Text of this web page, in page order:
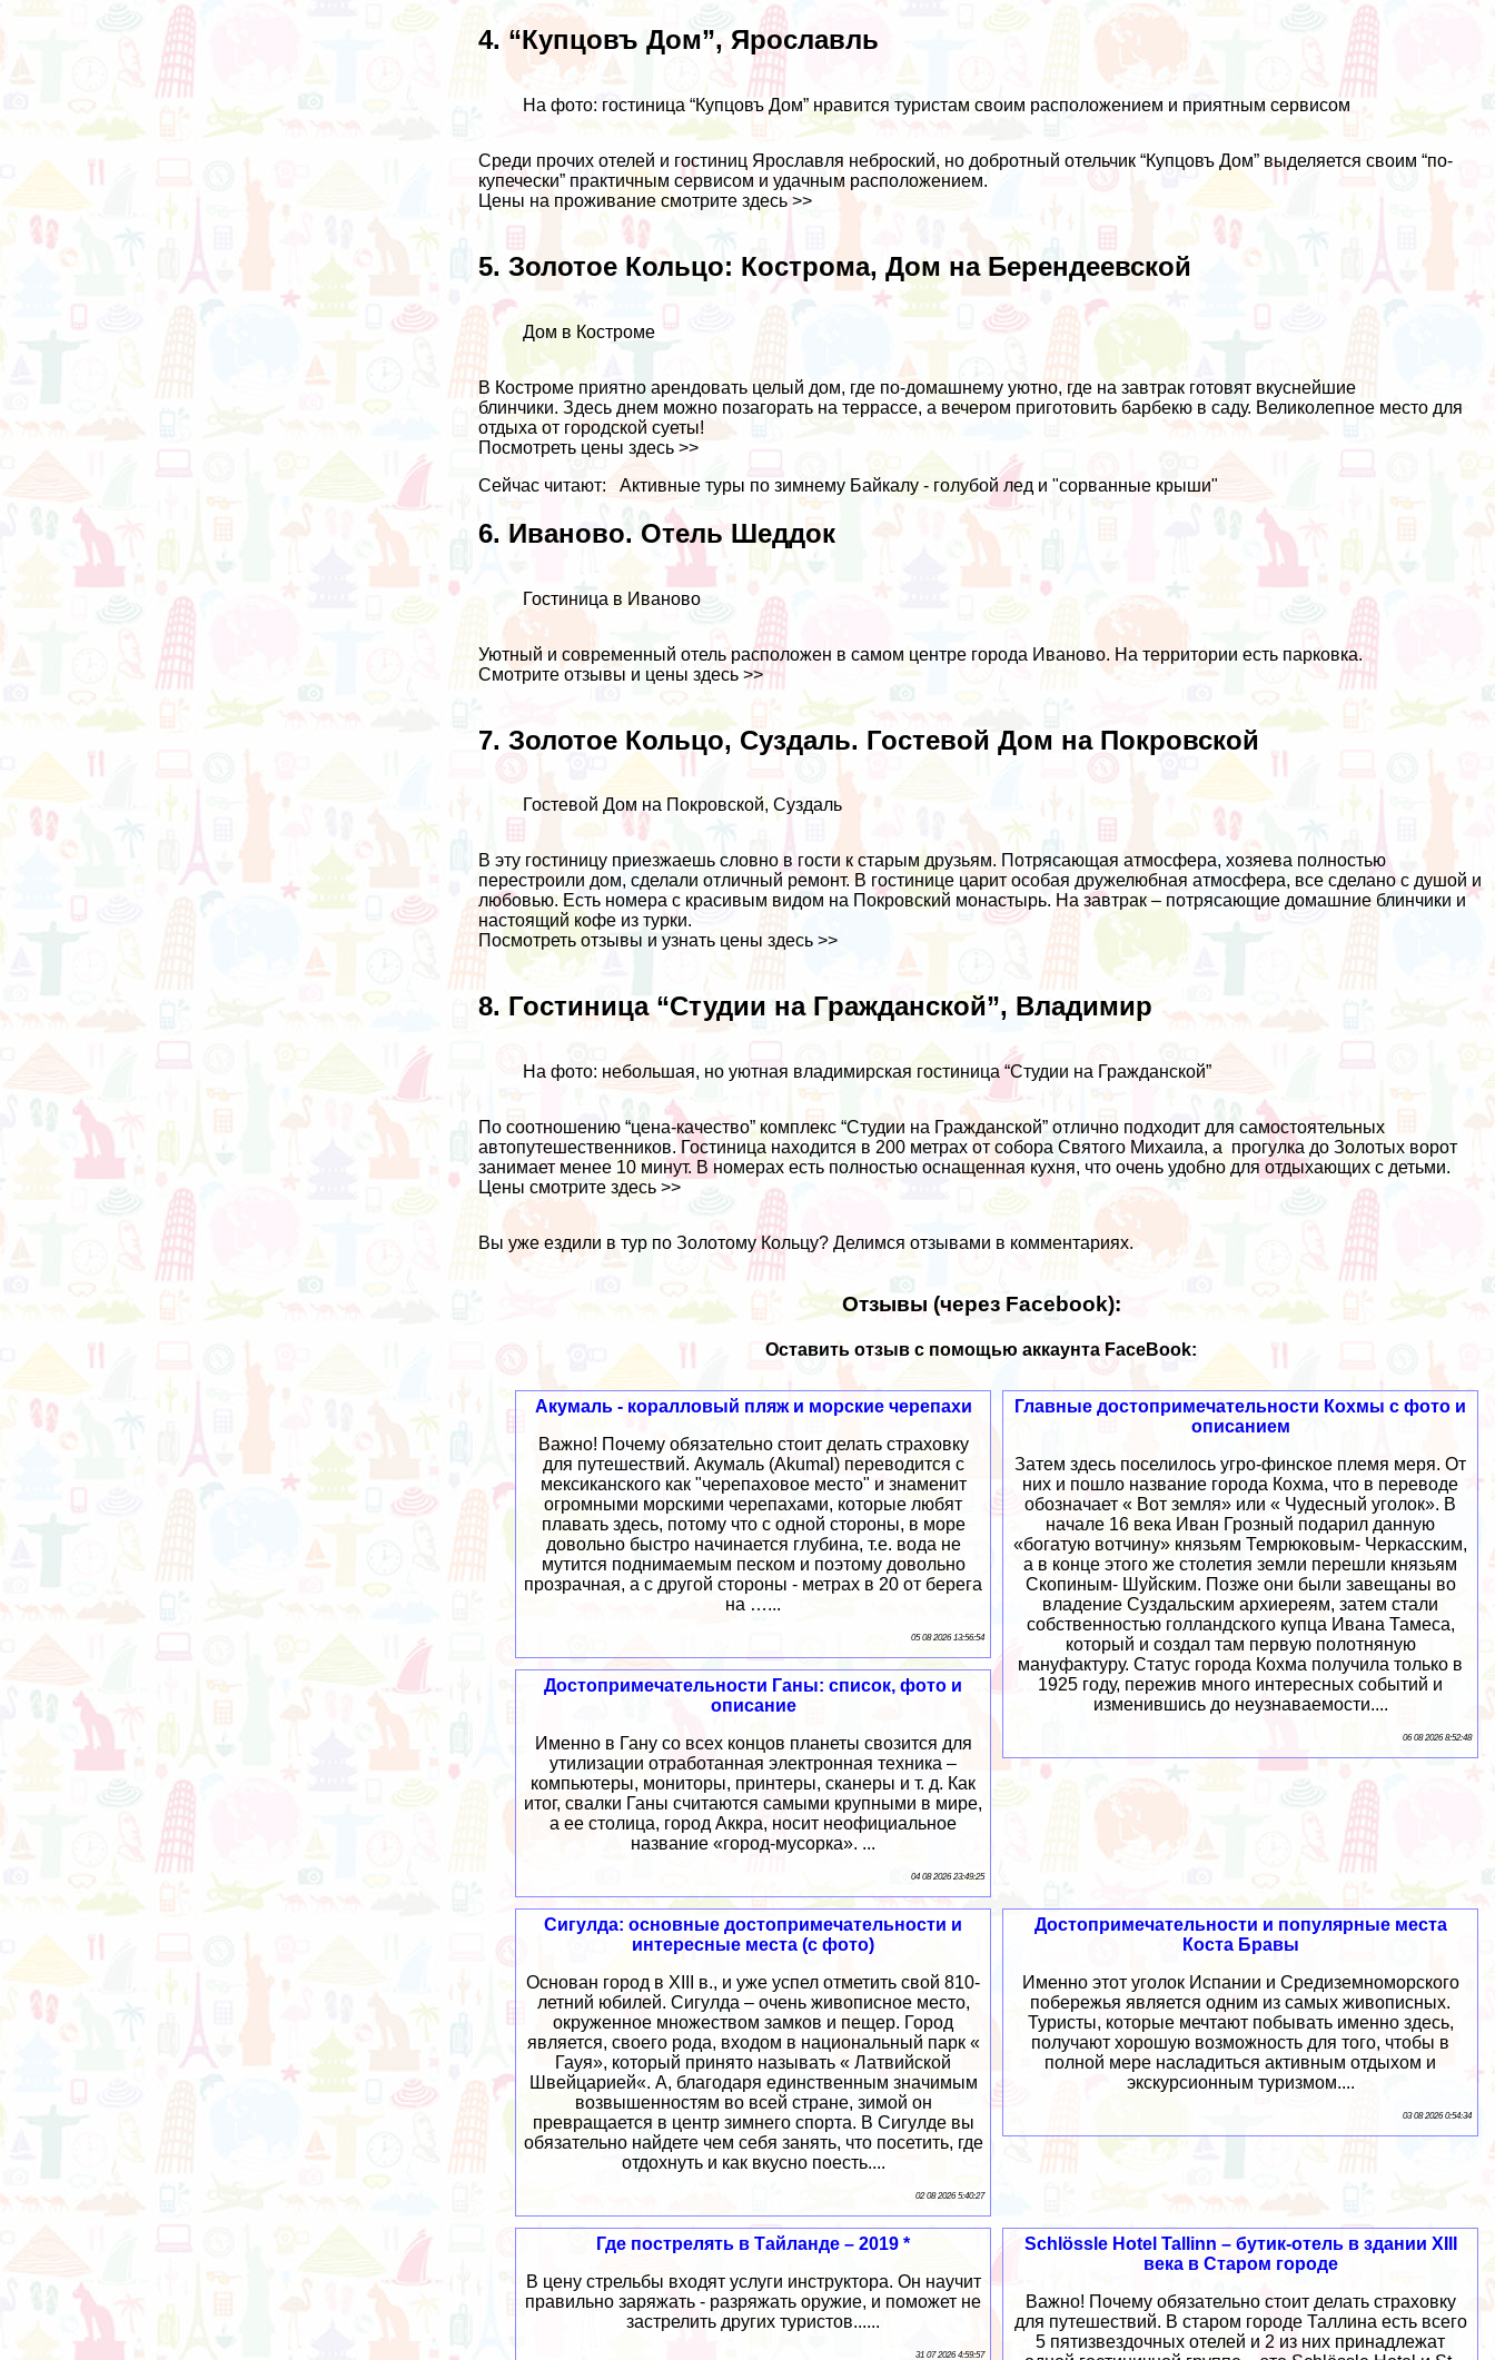
4. “Купцовъ Дом”, Ярославль
На фото: гостиница “Купцовъ Дом” нравится туристам своим расположением и приятным сервисом
Среди прочих отелей и гостиниц Ярославля неброский, но добротный отельчик “Купцовъ Дом” выделяется своим “по-
купечески” практичным сервисом и удачным расположением.
Цены на проживание смотритездесь >>
5. Золотое Кольцо: Кострома, Дом на Берендеевской
Дом в Костроме
В Костроме приятно арендовать целый дом, где по-домашнему уютно, где на завтрак готовят вкуснейшие
блинчики. Здесь днем можно позагорать на террассе, а вечером приготовить барбекю в саду. Великолепное место для
отдыха от городской суеты!
Посмотреть ценыздесь >>
Сейчас читают:
Активные туры по зимнему Байкалу - голубой лед и "сорванные крыши"
6. Иваново. Отель Шеддок
Гостиница в Иваново
Уютный и современный отель расположен в самом центре города Иваново. На территории есть парковка.
Смотрите отзывы и ценыздесь >>
7. Золотое Кольцо, Суздаль. Гостевой Дом на Покровской
Гостевой Дом на Покровской, Суздаль
В эту гостиницу приезжаешь словно в гости к старым друзьям. Потрясающая атмосфера, хозяева полностью
перестроили дом, сделали отличный ремонт. В гостинице царит особая дружелюбная атмосфера, все сделано с душой и
любовью. Есть номера с красивым видом на Покровский монастырь. На завтрак – потрясающие домашние блинчики и
настоящий кофе из турки.
Посмотреть отзывы и узнать ценыздесь >>
8. Гостиница “Студии на Гражданской”, Владимир
На фото: небольшая, но уютная владимирская гостиница “Студии на Гражданской”
По соотношению “цена-качество” комплекс “Студии на Гражданской” отлично подходит для самостоятельных
автопутешественников. Гостиница находится в 200 метрах от собора Святого Михаила, а прогулка до Золотых ворот
занимает менее 10 минут. В номерах есть полностью оснащенная кухня, что очень удобно для отдыхающих с детьми.
Цены смотритездесь >>
Вы уже ездили в тур по Золотому Кольцу? Делимся отзывами в комментариях.
Отзывы (через Facebook):
Оставить отзыв с помощью аккаунта FaceBook:
Главные достопримечательности Кохмы с фото и
описанием
Затем здесь поселилось угро-финское племя меря. От
них и пошло название города Кохма, что в переводе
обозначает « Вот земля» или « Чудесный уголок». В
начале 16 века Иван Грозный подарил данную
«богатую вотчину» князьям Темрюковым- Черкасским,
а в конце этого же столетия земли перешли князьям
Скопиным- Шуйским. Позже они были завещаны во
владение Суздальским архиереям, затем стали
собственностью голландского купца Ивана Тамеса,
который и создал там первую полотняную
мануфактуру. Статус города Кохма получила только в
1925 году, пережив много интересных событий и
изменившись до неузнаваемости....
06 08 2026 8:52:48
Акумаль - коралловый пляж и морские черепахи
Важно! Почему обязательно стоит делать страховку
для путешествий. Акумаль (Akumal) переводится с
мексиканского как "черепаховое место" и знаменит
огромными морскими черепахами, которые любят
плавать здесь, потому что с одной стороны, в море
довольно быстро начинается глубина, т.е. вода не
мутится поднимаемым песком и поэтому довольно
прозрачная, а с другой стороны - метрах в 20 от берега
на …...
05 08 2026 13:56:54
Достопримечательности Ганы: список, фото и
описание
Именно в Гану со всех концов планеты свозится для
утилизации отработанная электронная техника –
компьютеры, мониторы, принтеры, сканеры и т. д. Как
итог, свалки Ганы считаются самыми крупными в мире,
а ее столица, город Аккра, носит неофициальное
название «город-мусорка». ...
04 08 2026 23:49:25
Достопримечательности и популярные места
Коста Бравы
Именно этот уголок Испании и Средиземноморского
побережья является одним из самых живописных.
Туристы, которые мечтают побывать именно здесь,
получают хорошую возможность для того, чтобы в
полной мере насладиться активным отдыхом и
экскурсионным туризмом....
03 08 2026 0:54:34
Сигулда: основные достопримечательности и
интересные места (с фото)
Основан город в XIII в., и уже успел отметить свой 810-
летний юбилей. Сигулда – очень живописное место,
окруженное множеством замков и пещер. Город
является, своего рода, входом в национальный парк «
Гауя», который принято называть « Латвийской
Швейцарией«. А, благодаря единственным значимым
возвышенностям во всей стране, зимой он
превращается в центр зимнего спорта. В Сигулде вы
обязательно найдете чем себя занять, что посетить, где
отдохнуть и как вкусно поесть....
02 08 2026 5:40:27
Schlössle Hotel Tallinn – бутик-отель в здании XIII
века в Старом городе
Важно! Почему обязательно стоит делать страховку
для путешествий. В старом городе Таллина есть всего
5 пятизвездочных отелей и 2 из них принадлежат
Где пострелять в Тайланде – 2019 *
В цену стрельбы входят услуги инструктора. Он научит
правильно заряжать - разряжать оружие, и поможет не
застрелить других туристов......
31 07 2026 4:59:57